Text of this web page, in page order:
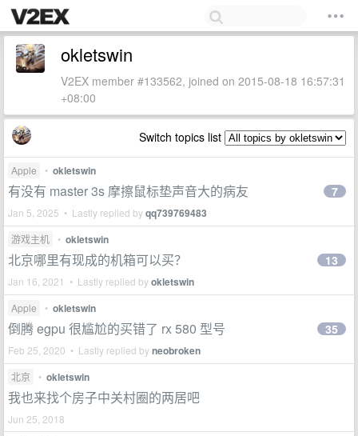
okletswin
V2EX member #133562, joined on 2015-08-18 16:57:31
+08:00
Switch topics list
Apple • okletswin
有没有 master 3s 摩擦鼠标垫声音大的病友
Jan 5, 2025 • Lastly replied byqq739769483
7
游戏主机 • okletswin
北京哪里有现成的机箱可以买？
Jan 16, 2021 • Lastly replied byokletswin
13
Apple • okletswin
倒腾 egpu 很尴尬的买错了 rx 580 型号
Feb 25, 2020 • Lastly replied byneobroken
35
北京 • okletswin
我也来找个房子中关村圈的两居吧
Jun 25, 2018